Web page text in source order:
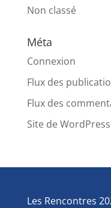
Non classé
Méta
Connexion
Flux des
Flux des
Site de
Les Rencontres